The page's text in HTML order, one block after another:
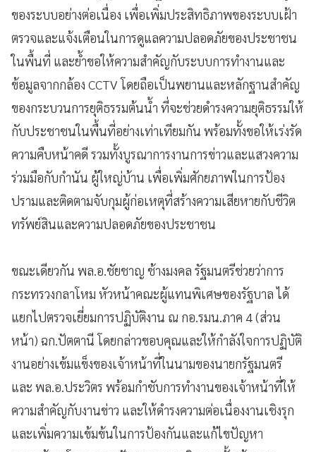
ของระบบอย่างต่อเนื่อง เพื่อเพิ่มประสิทธิภาพของระบบเฝ้า
ตรวจและแจ้งเตือนในการดูแลความปลอดภัยของประชาชน
ในพื้นที่ และย้ำขอให้ความสำคัญกับระบบการทำงานและ
ข้อมูลจากกล้อง CCTV โดยถือเป็นพยานและหลักฐานสำคัญ
ของกระบวนการยุติธรรมต้นน้ำ ที่จะช่วยดำรงความยุติธรรมให้
กับประชาชนในพื้นที่อย่างเท่าเทียมกัน พร้อมทั้งขอให้เร่งรัด
ความคืบหน้าคดี รวมทั้งบูรณาการงานการข่าวและแสวงความ
ร่วมมือกับกำนัน ผู้ใหญ่บ้าน เพื่อเพิ่มศักยภาพในการป้อง
ปรามและติดตามจับกุมผู้ก่อเหตุที่สร้างความเสียหายกับชีวิต
ทรัพย์สินและความปลอดภัยของประชาชน
ขณะเดียวกัน พล.อ.ชัยชาญ ช้างมงคล รัฐมนตรีช่วยว่าการ
กระทรวงกลาโหม หัวหน้าคณะผู้แทนพิเศษของรัฐบาล ได้
แยกไปตรวจเยี่ยมการปฏิบัติงาน ณ กอ.รมน.ภาค 4 (ส่วน
หน้า) ฉก.ปัตตานี โดยกล่าวขอบคุณและให้กำลังใจการปฏิบัติ
งานอย่างเข้มแข็งของเจ้าหน้าที่ในนามของนายกรัฐมนตรี
และ พล.อ.ประวิตร พร้อมกำชับการทำงานของเจ้าหน้าที่ให้
ความสำคัญกับงานข่าว และให้ดำรงความต่อเนื่องงานเชิงรุก
และเพิ่มความเข้มข้นในการป้องกันและแก้ไขปัญหา